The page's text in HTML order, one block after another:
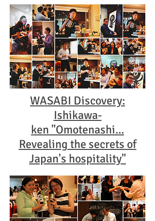
WASABI Discovery:
Ishikawa-
ken "Omotenashi...
Revealing the secrets of
Japan's hospitality"